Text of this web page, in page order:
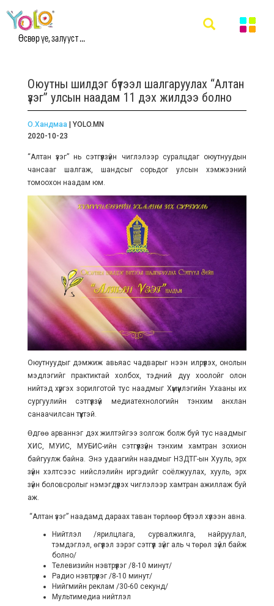
Өсвөр үе, залууст ...
Оюутны шилдэг бүтээл шалгаруулах “Алтан
үзэг” улсын наадам 11 дэх жилдээ болно
О.Хандмаа| YOLO.MN
2020-10-23
“Алтан үзэг” нь сэтгүүлзүйн чиглэлээр суралцдаг оюутнуудын
чансааг шалгаж, шандсыг сорьдог улсын хэмжээний
томоохон наадам юм.
Оюутнуудыг дэмжиж авьяас чадварыг нээн илрүүлэх, онолын
мэдлэгийг практиктай холбох, тэдний дуу хоолойг олон
нийтэд хүргэх зорилготой тус наадмыг Хүмүүнлэгийн Ухааны их
сургуулийн сэтгүүлзүй медиатехнологийн тэнхим анхлан
санаачилсан түүхтэй.
Өдгөө арваннэг дэх жилтэйгээ золгож болж буй тус наадмыг
ХИС, МУИС, МУБИС-ийн сэтгүүлзүйн тэнхим хамтран зохион
байгуулж байна. Энэ удаагийн наадмыг НЗДТГ-ын Хууль, эрх
зүйн хэлтсээс нийслэлийн иргэдийг соёлжуулах, хууль, эрх
зүйн боловсролыг нэмэгдүүлэх чиглэлээр хамтран ажиллаж буй
аж.
“Алтан үзэг” наадамд дараах таван төрлөөр бүтээл хүлээн авна.
Нийтлэл /ярилцлага, сурвалжилга, найруулал,
тэмдэглэл, өгүүлэл зэрэг сэтгүүл зүйг аль ч төрөл зүйл байж
болно/
Телевизийн нэвтрүүлэг /8-10 минут/
Радио нэвтрүүлэг /8-10 минут/
Нийгмийн реклам /30-60 секунд/
Мультимедиа нийтлэл